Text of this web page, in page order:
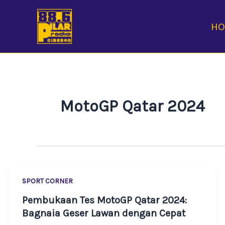
MotoGP Qatar 2024
SPORT CORNER
Pembukaan Tes MotoGP Qatar 2024:
Bagnaia Geser Lawan dengan Cepat